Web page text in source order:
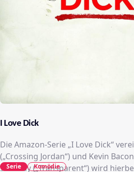
I Love Dick
Die Amazon-Serie „I Love Dick“
(„Crossing Jordan“) und Kevin
Soloway („Transparent“) wird
Serie Komödie